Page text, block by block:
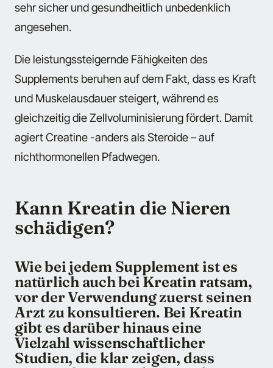
sehr sicher und gesundheitlich unbedenklich
angesehen.
Die leistungssteigernde Fähigkeiten des
Supplements beruhen auf dem Fakt, dass es Kraft
und Muskelausdauer steigert, während es
gleichzeitig die Zellvoluminisierung fördert. Damit
agiert Creatine -anders als Steroide – auf
nichthormonellen Pfadwegen.
Kann Kreatin die Nieren
schädigen?
Wie bei jedem Supplement ist es
natürlich auch bei Kreatin ratsam,
vor der Verwendung zuerst seinen
Arzt zu konsultieren. Bei Kreatin
gibt es darüber hinaus eine
Vielzahl wissenschaftlicher
Studien, die klar zeigen, dass